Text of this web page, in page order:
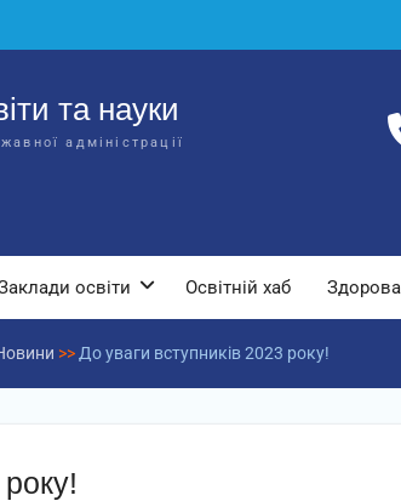
та науки
адміністрації
освіти Освітній хаб Здорова
>> До уваги вступників 2023 року!